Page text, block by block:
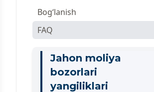
Bo‘sh ish o‘rinlari
Lokal aktlar
Kapital bozori
Sug‘urta bozori
Tavakkalchilikka asoslangan
o‘yinlar
E’lonlar
Kapital bozori
Sug‘urta bozori
Lotereyalar va tavakkalchilikka
asoslangan o‘yinlar
Agentlik xodimlarining
korrupsiyasining oldini olish
bo‘yicha murojaat
Fuqarolar murojaati haqidagi
qonun
Murojaatlarning ko‘rib chiqilishi
Bog‘lanish
FAQ
Jahon moliya
bozorlari
yangiliklari